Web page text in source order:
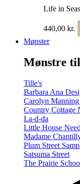
Life in
440,00 kr.
Mønster
Mønstre
Tille's
Barbara Ana
Carolyn
Country Cottage
La-d-da
Little House
Madame
Plum Street
Satsuma Street
The Prairie